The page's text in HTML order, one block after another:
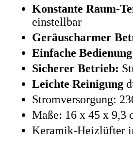
Konstante Raum-
einstellbar
Geräuscharmer
Einfache
Sicherer Betrieb:
Leichte Reinigung
Stromversorgung:
Maße: 16 x 45 x 9,3
Keramik-Heizlüfter